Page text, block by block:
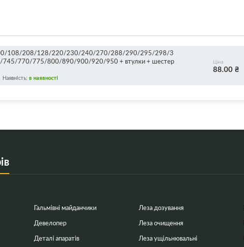
200/108/208/128/220/230/240/270/288/290/295/298/3
770/775/800/890/900/920/950 + втулки + шестер
Наявність: в наявності
Ціна
88.00 ₴
Гальмівні майданчики
Девелопер
Деталі апаратів
Леза дозування
Леза очищення
Леза ущільнювальні